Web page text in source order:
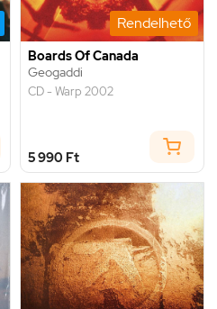
Rendelhető
Boards Of Canada
Geogaddi
CD - Warp 2002
5 990 Ft